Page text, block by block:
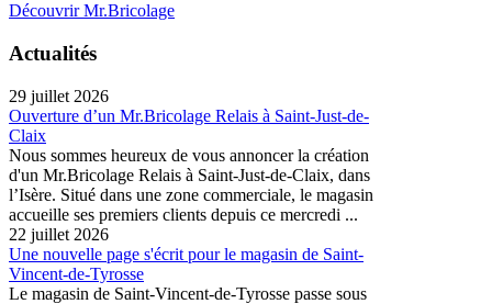
Découvrir Mr.Bricolage
Actualités
29 juillet 2026
Ouverture d’un Mr.Bricolage Relais à Saint-Just-de-
Claix
Nous sommes heureux de vous annoncer la création
d'un Mr.Bricolage Relais à Saint-Just-de-Claix, dans
l’Isère. Situé dans une zone commerciale, le magasin
accueille ses premiers clients depuis ce mercredi ...
22 juillet 2026
Une nouvelle page s'écrit pour le magasin de Saint-
Vincent-de-Tyrosse
Le magasin de Saint-Vincent-de-Tyrosse passe sous